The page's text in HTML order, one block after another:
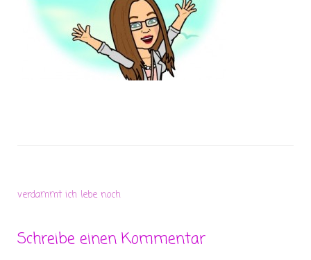
verdammt ich lebe noch
Schreibe einen Kommentar